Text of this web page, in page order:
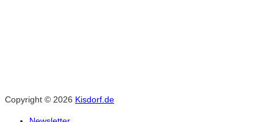
Copyright © 2026 Kisdorf.de